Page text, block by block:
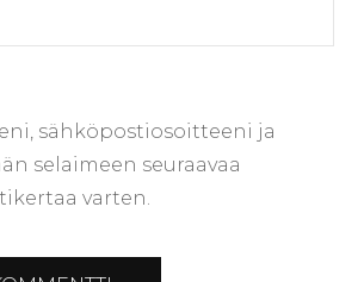
sähköpostiosoitteeni ja
selaimeen seuraavaa
varten.